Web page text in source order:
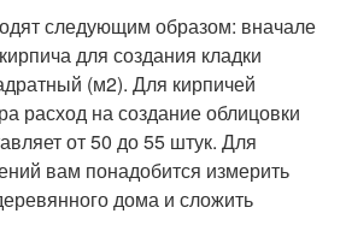
следующим образом: вначале
для создания кладки
(м2). Для кирпичей
расход на создание облицовки
от 50 до 55 штук. Для
вам понадобится измерить
дома и сложить